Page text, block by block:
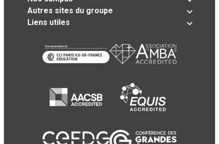
Autres sites du groupe
Liens utiles